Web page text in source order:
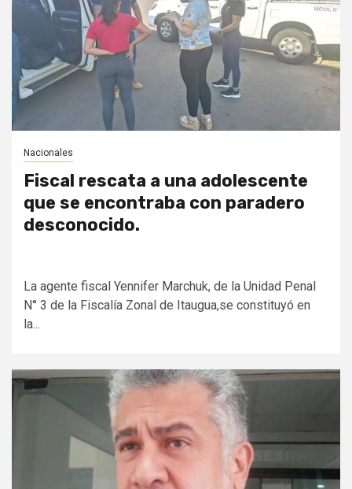
Nacionales
Fiscal rescata a una adolescente
que se encontraba con paradero
desconocido.
La agente fiscal Yennifer Marchuk, de la Unidad Penal
N° 3 de la Fiscalía Zonal de Itaugua,se constituyó en
la...